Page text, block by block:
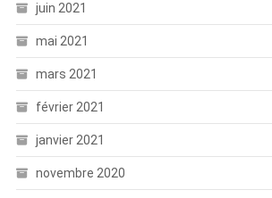
juin 2021
mai 2021
mars 2021
février 2021
janvier 2021
novembre 2020